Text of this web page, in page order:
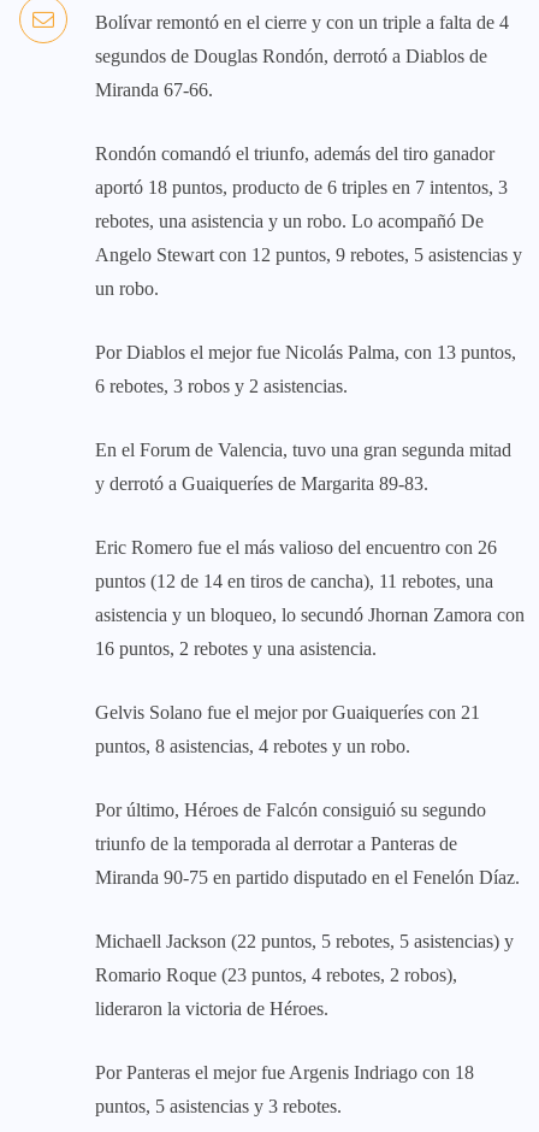
Bolívar remontó en el cierre y con un triple a falta de 4
segundos de Douglas Rondón, derrotó a Diablos de
Miranda 67-66.
Rondón comandó el triunfo, además del tiro ganador
aportó 18 puntos, producto de 6 triples en 7 intentos, 3
rebotes, una asistencia y un robo. Lo acompañó De
Angelo Stewart con 12 puntos, 9 rebotes, 5 asistencias y
un robo.
Por Diablos el mejor fue Nicolás Palma, con 13 puntos,
6 rebotes, 3 robos y 2 asistencias.
En el Forum de Valencia, tuvo una gran segunda mitad
y derrotó a Guaiqueríes de Margarita 89-83.
Eric Romero fue el más valioso del encuentro con 26
puntos (12 de 14 en tiros de cancha), 11 rebotes, una
asistencia y un bloqueo, lo secundó Jhornan Zamora con
16 puntos, 2 rebotes y una asistencia.
Gelvis Solano fue el mejor por Guaiqueríes con 21
puntos, 8 asistencias, 4 rebotes y un robo.
Por último, Héroes de Falcón consiguió su segundo
triunfo de la temporada al derrotar a Panteras de
Miranda 90-75 en partido disputado en el Fenelón Díaz.
Michaell Jackson (22 puntos, 5 rebotes, 5 asistencias) y
Romario Roque (23 puntos, 4 rebotes, 2 robos),
lideraron la victoria de Héroes.
Por Panteras el mejor fue Argenis Indriago con 18
puntos, 5 asistencias y 3 rebotes.